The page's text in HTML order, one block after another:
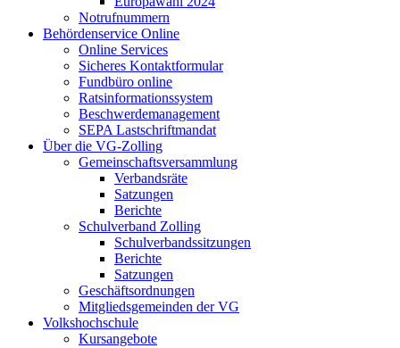
Notrufnummern
Behördenservice Online
Online Services
Sicheres Kontaktformular
Fundbüro online
Ratsinformationssystem
Beschwerdemanagement
SEPA Lastschriftmandat
Über die VG-Zolling
Gemeinschaftsversammlung
Verbandsräte
Satzungen
Berichte
Schulverband Zolling
Schulverbandssitzungen
Berichte
Satzungen
Geschäftsordnungen
Mitgliedsgemeinden der VG
Volkshochschule
Kursangebote